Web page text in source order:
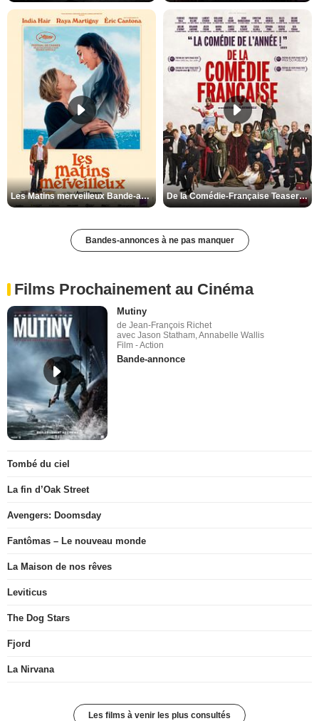
Les Matins merveilleux Bande-annonce VF De la Comédie-Française Teaser VF
Bandes-annonces à ne pas manquer
Films Prochainement au Cinéma
Mutiny
de Jean-François Richet
avec Jason Statham, Annabelle Wallis
Film - Action
Bande-annonce
Tombé du ciel
La fin d’Oak Street
Avengers: Doomsday
Fantômas – Le nouveau monde
La Maison de nos rêves
Leviticus
The Dog Stars
Fjord
La Nirvana
Les films à venir les plus consultés